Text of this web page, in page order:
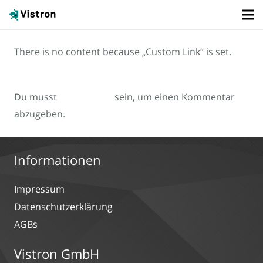
There is no content because „Custom Link“ is set.
Du musst
sein, um einen Kommentar
abzugeben.
Informationen
Impressum
Datenschutzerklärung
AGBs
Vistron GmbH